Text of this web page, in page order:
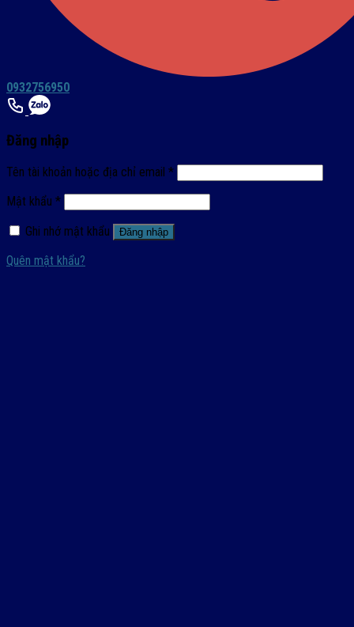
0932756950
Đăng nhập
Tên tài khoản hoặc địa chỉ email *
Mật khẩu *
Ghi nhớ mật khẩu
Đăng nhập
Quên mật khẩu?